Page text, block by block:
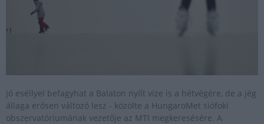
Jó eséllyel befagyhat a Balaton nyílt vize is a hétvégére, de a jég
állaga erősen változó lesz - közölte a HungaroMet siófoki
obszervatóriumának vezetője az MTI megkeresésére. A